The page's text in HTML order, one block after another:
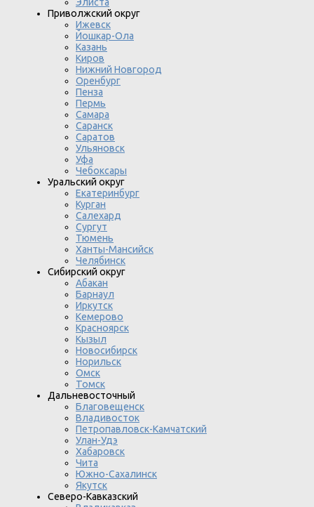
Приволжский округ
Ижевск
Йошкар-Ола
Казань
Киров
Нижний Новгород
Оренбург
Пенза
Пермь
Самара
Саранск
Саратов
Ульяновск
Уфа
Чебоксары
Уральский округ
Екатеринбург
Курган
Салехард
Сургут
Тюмень
Ханты-Мансийск
Челябинск
Сибирский округ
Абакан
Барнаул
Иркутск
Кемерово
Красноярск
Кызыл
Новосибирск
Норильск
Омск
Томск
Дальневосточный
Благовещенск
Владивосток
Петропавловск-Камчатский
Улан-Удэ
Хабаровск
Чита
Южно-Сахалинск
Якутск
Северо-Кавказский